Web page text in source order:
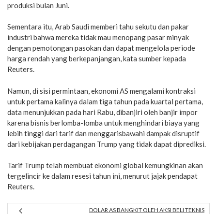
produksi bulan Juni.
Sementara itu, Arab Saudi memberi tahu sekutu dan pakar
industri bahwa mereka tidak mau menopang pasar minyak
dengan pemotongan pasokan dan dapat mengelola periode
harga rendah yang berkepanjangan, kata sumber kepada
Reuters.
Namun, di sisi permintaan, ekonomi AS mengalami kontraksi
untuk pertama kalinya dalam tiga tahun pada kuartal pertama,
data menunjukkan pada hari Rabu, dibanjiri oleh banjir impor
karena bisnis berlomba-lomba untuk menghindari biaya yang
lebih tinggi dari tarif dan menggarisbawahi dampak disruptif
dari kebijakan perdagangan Trump yang tidak dapat diprediksi.
Tarif Trump telah membuat ekonomi global kemungkinan akan
tergelincir ke dalam resesi tahun ini, menurut jajak pendapat
Reuters.
DOLAR AS BANGKIT OLEH AKSI BELI TEKNIS